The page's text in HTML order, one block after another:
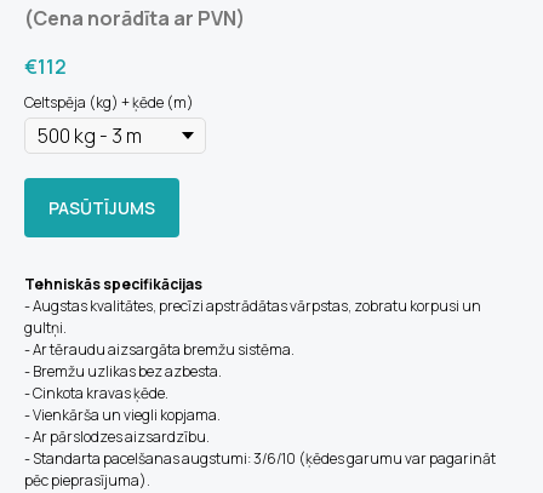
(Cena norādīta ar PVN)
€112
Celtspēja (kg) + ķēde (m)
PASŪTĪJUMS
Tehniskās specifikācijas
- Augstas kvalitātes, precīzi apstrādātas vārpstas, zobratu korpusi un
gultņi.
- Ar tēraudu aizsargāta bremžu sistēma.
- Bremžu uzlikas bez azbesta.
- Cinkota kravas ķēde.
- Vienkārša un viegli kopjama.
- Ar pārslodzes aizsardzību.
- Standarta pacelšanas augstumi: 3/6/10 (ķēdes garumu var pagarināt
pēc pieprasījuma).